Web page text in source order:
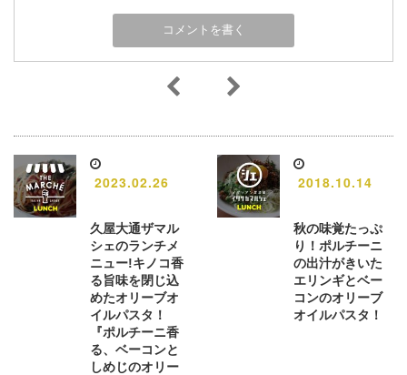
2023.02.26
久屋大通ザマル
シェのランチメ
ニュー!キノコ香
る旨味を閉じ込
めたオリーブオ
イルパスタ！
『ポルチーニ香
る、ベーコンと
しめじのオリー
2018.10.14
秋の味覚たっぷ
り！ポルチーニ
の出汁がきいた
エリンギとベー
コンのオリーブ
オイルパスタ！